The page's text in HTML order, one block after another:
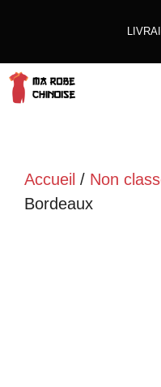
contenu
Accueil / Non
Bordeaux